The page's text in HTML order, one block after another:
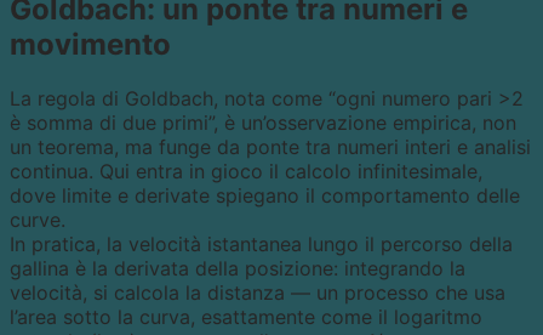
Goldbach: un ponte tra numeri e
movimento
La regola di Goldbach, nota come “ogni numero pari >2
è somma di due primi”, è un’osservazione empirica, non
un teorema, ma funge da ponte tra numeri interi e analisi
continua. Qui entra in gioco il calcolo infinitesimale,
dove limite e derivate spiegano il comportamento delle
curve.
In pratica, la velocità istantanea lungo il percorso della
gallina è la derivata della posizione: integrando la
velocità, si calcola la distanza — un processo che usa
l’area sotto la curva, esattamente come il logaritmo